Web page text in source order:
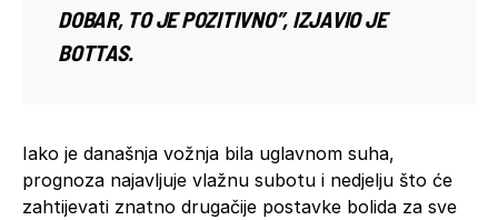
DOBAR, TO JE POZITIVNO”, IZJAVIO JE
BOTTAS.
Iako je današnja vožnja bila uglavnom suha,
prognoza najavljuje vlažnu subotu i nedjelju što će
zahtijevati znatno drugačije postavke bolida za sve